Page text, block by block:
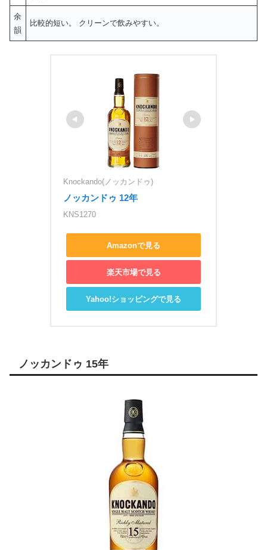
余
韻
比較的短い。 クリーンで飲みやすい。
Knockando(ノッカンドゥ)
ノッカンドゥ 12年
KNS1270
Amazonで見る
楽天市場で見る
Yahoo!ショッピングで見る
ノッカンドゥ 15年